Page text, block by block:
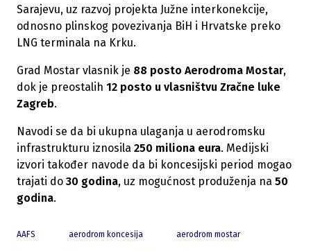
Sarajevu, uz razvoj projekta Južne interkonekcije,
odnosno plinskog povezivanja BiH i Hrvatske preko
LNG terminala na Krku.
Grad Mostar vlasnik je 88 posto Aerodroma Mostar,
dok je preostalih 12 posto u vlasništvu Zračne luke
Zagreb.
Navodi se da bi ukupna ulaganja u aerodromsku
infrastrukturu iznosila 250 miliona eura. Medijski
izvori također navode da bi koncesijski period mogao
trajati do 30 godina, uz mogućnost produženja na 50
godina.
AAFS aerodrom koncesija aerodrom mostar